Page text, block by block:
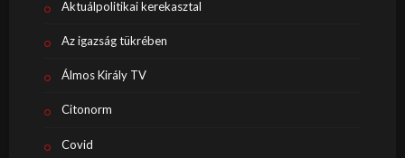
Aktuálpolitikai kerekasztal
Az igazság tükrében
Álmos Király TV
Citonorm
Covid